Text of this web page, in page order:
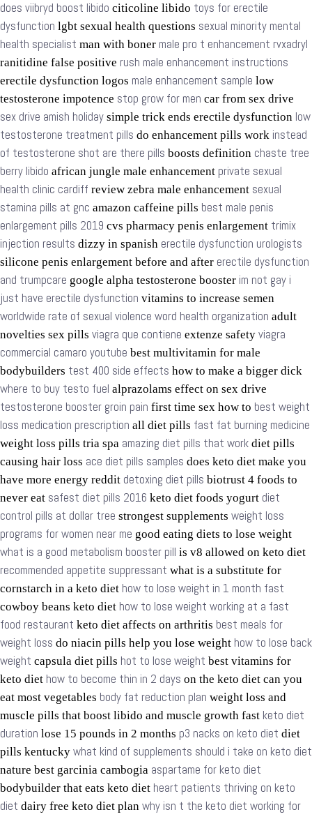
does viibryd boost libido citicoline libido toys for erectile
dysfunction lgbt sexual health questions sexual minority mental
health specialist man with boner male pro t enhancement rvxadryl
ranitidine false positive rush male enhancement instructions
erectile dysfunction logos male enhancement sample low
testosterone impotence stop grow for men car from sex drive
sex drive amish holiday simple trick ends erectile dysfunction low
testosterone treatment pills do enhancement pills work instead
of testosterone shot are there pills boosts definition chaste tree
berry libido african jungle male enhancement private sexual
health clinic cardiff review zebra male enhancement sexual
stamina pills at gnc amazon caffeine pills best male penis
enlargement pills 2019 cvs pharmacy penis enlargement trimix
injection results dizzy in spanish erectile dysfunction urologists
silicone penis enlargement before and after erectile dysfunction
and trumpcare google alpha testosterone booster im not gay i
just have erectile dysfunction vitamins to increase semen
worldwide rate of sexual violence word health organization adult
novelties sex pills viagra que contiene extenze safety viagra
commercial camaro youtube best multivitamin for male
bodybuilders test 400 side effects how to make a bigger dick
where to buy testo fuel alprazolams effect on sex drive
testosterone booster groin pain first time sex how to best weight
loss medication prescription all diet pills fast fat burning medicine
weight loss pills tria spa amazing diet pills that work diet pills
causing hair loss ace diet pills samples does keto diet make you
have more energy reddit detoxing diet pills biotrust 4 foods to
never eat safest diet pills 2016 keto diet foods yogurt diet
control pills at dollar tree strongest supplements weight loss
programs for women near me good eating diets to lose weight
what is a good metabolism booster pill is v8 allowed on keto diet
recommended appetite suppressant what is a substitute for
cornstarch in a keto diet how to lose weight in 1 month fast
cowboy beans keto diet how to lose weight working at a fast
food restaurant keto diet affects on arthritis best meals for
weight loss do niacin pills help you lose weight how to lose back
weight capsula diet pills hot to lose weight best vitamins for
keto diet how to become thin in 2 days on the keto diet can you
eat most vegetables body fat reduction plan weight loss and
muscle pills that boost libido and muscle growth fast keto diet
duration lose 15 pounds in 2 months p3 nacks on keto diet diet
pills kentucky what kind of supplements should i take on keto diet
nature best garcinia cambogia aspartame for keto diet
bodybuilder that eats keto diet heart patients thriving on keto
diet dairy free keto diet plan why isn t the keto diet working for